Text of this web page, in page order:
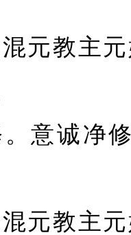
元教主
意诚净
元教主